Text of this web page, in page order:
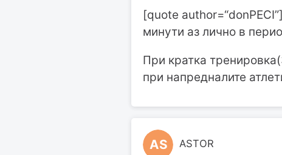
[quote
минути аз лично в
При кратка
при напредналите
AS ASTOR